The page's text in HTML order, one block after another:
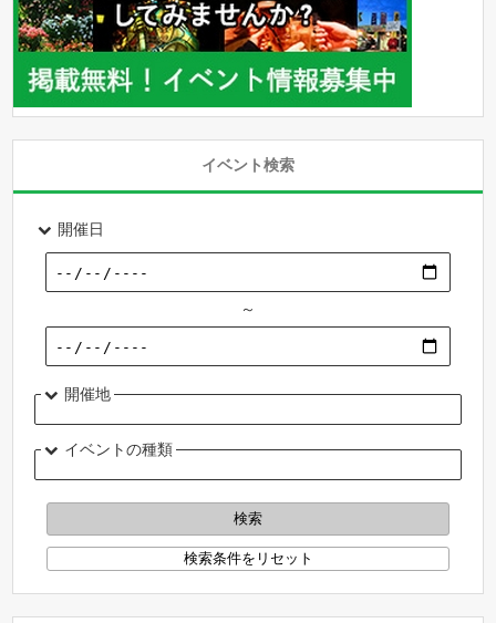
イベント検索
開催日
～
開催地
イベントの種類